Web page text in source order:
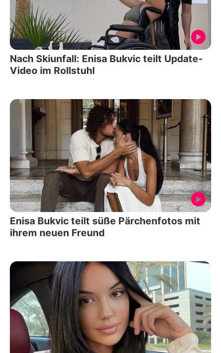
Nach Skiunfall: Enisa Bukvic teilt Update-
Video im Rollstuhl
Enisa Bukvic teilt süße Pärchenfotos mit
ihrem neuen Freund